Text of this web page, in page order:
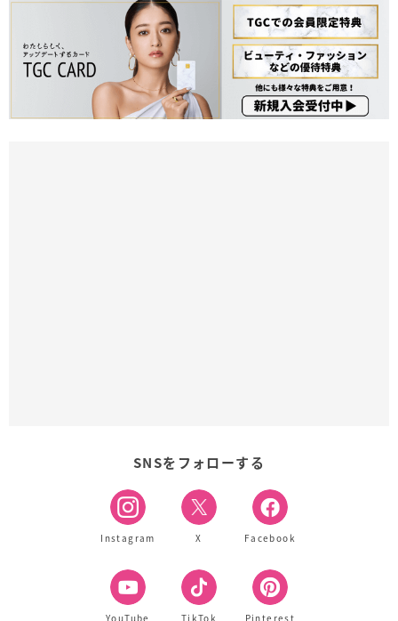
SNSをフォローする
Instagram X Facebook
YouTube TikTok Pinterest